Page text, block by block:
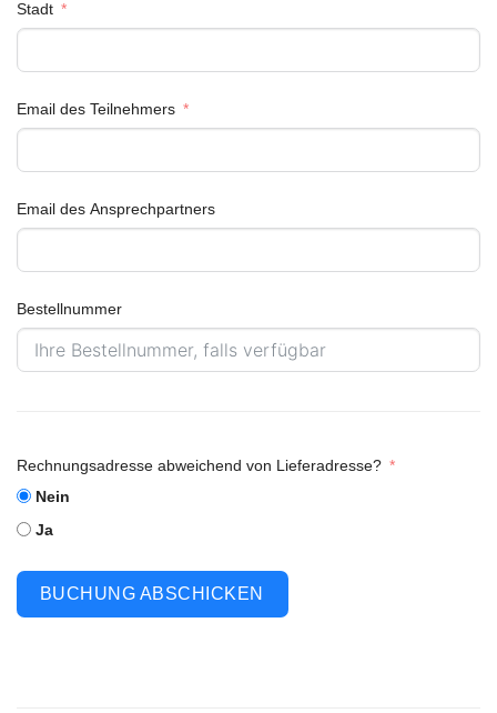
Stadt
Email des Teilnehmers
Email des Ansprechpartners
Bestellnummer
Rechnungsadresse abweichend von Lieferadresse?
Nein
Ja
BUCHUNG ABSCHICKEN